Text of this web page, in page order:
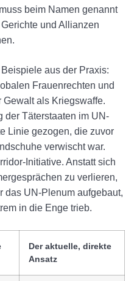
beim Namen genannt
und Allianzen
aus der Praxis:
Frauenrechten und
als Kriegswaffe.
der Täterstaaten im UN-
Linie gezogen, die zuvor
verwischt war.
Initiative. Anstatt sich
zu verlieren,
das UN-Plenum aufgebaut,
in die Enge trieb.
Der aktuelle, direkte
Ansatz